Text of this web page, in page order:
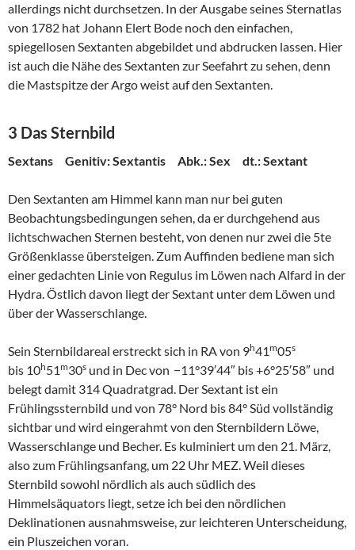
allerdings nicht durchsetzen. In der Ausgabe seines Sternatlas
von 1782 hat Johann Elert Bode noch den einfachen,
spiegellosen Sextanten abgebildet und abdrucken lassen. Hier
ist auch die Nähe des Sextanten zur Seefahrt zu sehen, denn
die Mastspitze der Argo weist auf den Sextanten.
3 Das Sternbild
Sextans Genitiv: Sextantis Abk.: Sex dt.: Sextant
Den Sextanten am Himmel kann man nur bei guten
Beobachtungsbedingungen sehen, da er durchgehend aus
lichtschwachen Sternen besteht, von denen nur zwei die 5te
Größenklasse übersteigen. Zum Auffinden bediene man sich
einer gedachten Linie von Regulus im Löwen nach Alfard in der
Hydra. Östlich davon liegt der Sextant unter dem Löwen und
über der Wasserschlange.
Sein Sternbildareal erstreckt sich in RA von 9h41m05s
bis 10h51m30s und in Dec von −11°39′44″ bis +6°25′58″ und
belegt damit 314 Quadratgrad. Der Sextant ist ein
Frühlingssternbild und von 78° Nord bis 84° Süd vollständig
sichtbar und wird eingerahmt von den Sternbildern Löwe,
Wasserschlange und Becher. Es kulminiert um den 21. März,
also zum Frühlingsanfang, um 22 Uhr MEZ. Weil dieses
Sternbild sowohl nördlich als auch südlich des
Himmelsäquators liegt, setze ich bei den nördlichen
Deklinationen ausnahmsweise, zur leichteren Unterscheidung,
ein Pluszeichen voran.